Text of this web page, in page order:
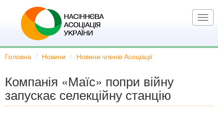
основного
Головна Новини Новини членів Асоціації
Компанія «Маїс» попри війну
запускає селекційну станцію